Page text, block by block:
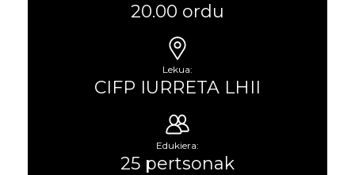
20.00 ordu
Lekua:
CIFP IURRETA LHII
Edukiera:
25 pertsonak